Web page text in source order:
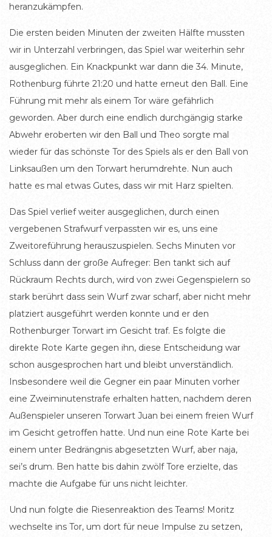
heranzukämpfen.
Die ersten beiden Minuten der zweiten Hälfte mussten
wir in Unterzahl verbringen, das Spiel war weiterhin sehr
ausgeglichen. Ein Knackpunkt war dann die 34. Minute,
Rothenburg führte 21:20 und hatte erneut den Ball. Eine
Führung mit mehr als einem Tor wäre gefährlich
geworden. Aber durch eine endlich durchgängig starke
Abwehr eroberten wir den Ball und Theo sorgte mal
wieder für das schönste Tor des Spiels als er den Ball von
Linksaußen um den Torwart herumdrehte. Nun auch
hatte es mal etwas Gutes, dass wir mit Harz spielten.
Das Spiel verlief weiter ausgeglichen, durch einen
vergebenen Strafwurf verpassten wir es, uns eine
Zweitoreführung herauszuspielen. Sechs Minuten vor
Schluss dann der große Aufreger: Ben tankt sich auf
Rückraum Rechts durch, wird von zwei Gegenspielern so
stark berührt dass sein Wurf zwar scharf, aber nicht mehr
platziert ausgeführt werden konnte und er den
Rothenburger Torwart im Gesicht traf. Es folgte die
direkte Rote Karte gegen ihn, diese Entscheidung war
schon ausgesprochen hart und bleibt unverständlich.
Insbesondere weil die Gegner ein paar Minuten vorher
eine Zweiminutenstrafe erhalten hatten, nachdem deren
Außenspieler unseren Torwart Juan bei einem freien Wurf
im Gesicht getroffen hatte. Und nun eine Rote Karte bei
einem unter Bedrängnis abgesetzten Wurf, aber naja,
sei’s drum. Ben hatte bis dahin zwölf Tore erzielte, das
machte die Aufgabe für uns nicht leichter.
Und nun folgte die Riesenreaktion des Teams! Moritz
wechselte ins Tor, um dort für neue Impulse zu setzen,